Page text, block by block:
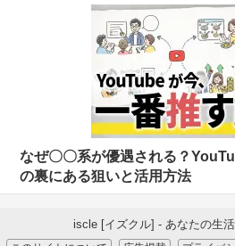
なぜ〇〇系が優遇される？
の裏にある狙いと活用方法
iscle [イズクル] - あなたの生